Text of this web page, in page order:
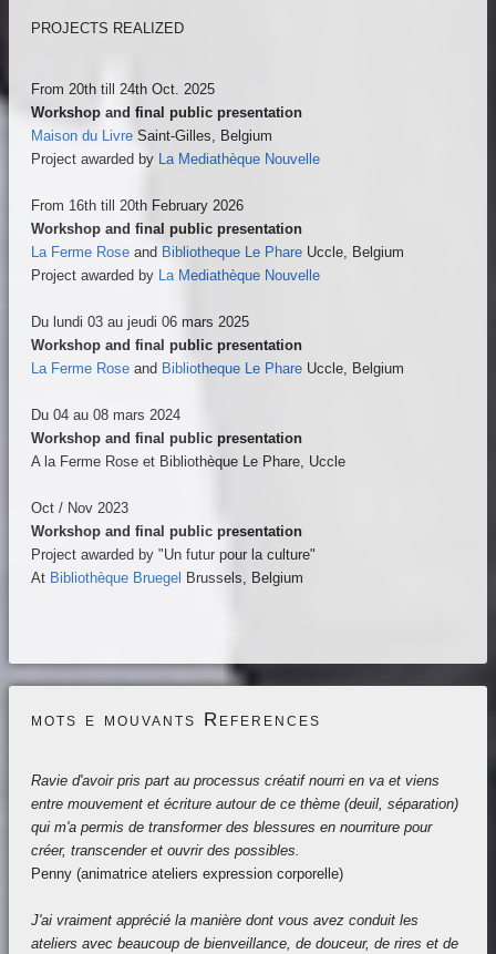
PROJECTS REALIZED
From 20th till 24th Oct. 2025
Workshop and final public presentation
Maison du Livre Saint-Gilles, Belgium
Project awarded by La Mediathèque Nouvelle
From 16th till 20th February 2026
Workshop and final public presentation
La Ferme Rose and Bibliotheque Le Phare Uccle, Belgium
Project awarded by La Mediathèque Nouvelle
Du lundi 03 au jeudi 06 mars 2025
Workshop and final public presentation
La Ferme Rose and Bibliotheque Le Phare Uccle, Belgium
Du 04 au 08 mars 2024
Workshop and final public presentation
A la Ferme Rose et Bibliothèque Le Phare, Uccle
Oct / Nov 2023
Workshop and final public presentation
Project awarded by "Un futur pour la culture"
At Bibliothèque Bruegel Brussels, Belgium
mots e mouvants References
Ravie d'avoir pris part au processus créatif nourri en va et viens
entre mouvement et écriture autour de ce thème (deuil, séparation)
qui m'a permis de transformer des blessures en nourriture pour
créer, transcender et ouvrir des possibles.
Penny (animatrice ateliers expression corporelle)
J'ai vraiment apprécié la manière dont vous avez conduit les
ateliers avec beaucoup de bienveillance, de douceur, de rires et de